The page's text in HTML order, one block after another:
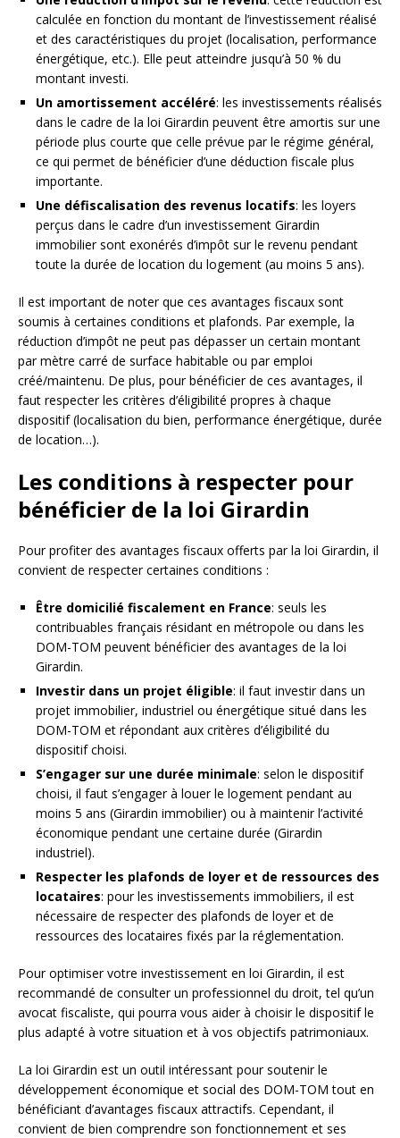
calculée en fonction du montant de l’investissement réalisé
et des caractéristiques du projet (localisation, performance
énergétique, etc.). Elle peut atteindre jusqu’à 50 % du
montant investi.
Un amortissement accéléré: les investissements réalisés
dans le cadre de la loi Girardin peuvent être amortis sur une
période plus courte que celle prévue par le régime général,
ce qui permet de bénéficier d’une déduction fiscale plus
importante.
Une défiscalisation des revenus locatifs: les loyers
perçus dans le cadre d’un investissement Girardin
immobilier sont exonérés d’impôt sur le revenu pendant
toute la durée de location du logement (au moins 5 ans).
Il est important de noter que ces avantages fiscaux sont
soumis à certaines conditions et plafonds. Par exemple, la
réduction d’impôt ne peut pas dépasser un certain montant
par mètre carré de surface habitable ou par emploi
créé/maintenu. De plus, pour bénéficier de ces avantages, il
faut respecter les critères d’éligibilité propres à chaque
dispositif (localisation du bien, performance énergétique, durée
de location…).
Les conditions à respecter pour
bénéficier de la loi Girardin
Pour profiter des avantages fiscaux offerts par la loi Girardin, il
convient de respecter certaines conditions :
Être domicilié fiscalement en France: seuls les
contribuables français résidant en métropole ou dans les
DOM-TOM peuvent bénéficier des avantages de la loi
Girardin.
Investir dans un projet éligible: il faut investir dans un
projet immobilier, industriel ou énergétique situé dans les
DOM-TOM et répondant aux critères d’éligibilité du
dispositif choisi.
S’engager sur une durée minimale: selon le dispositif
choisi, il faut s’engager à louer le logement pendant au
moins 5 ans (Girardin immobilier) ou à maintenir l’activité
économique pendant une certaine durée (Girardin
industriel).
Respecter les plafonds de loyer et de ressources des
locataires: pour les investissements immobiliers, il est
nécessaire de respecter des plafonds de loyer et de
ressources des locataires fixés par la réglementation.
Pour optimiser votre investissement en loi Girardin, il est
recommandé de consulter un professionnel du droit, tel qu’un
avocat fiscaliste, qui pourra vous aider à choisir le dispositif le
plus adapté à votre situation et à vos objectifs patrimoniaux.
La loi Girardin est un outil intéressant pour soutenir le
développement économique et social des DOM-TOM tout en
bénéficiant d’avantages fiscaux attractifs. Cependant, il
convient de bien comprendre son fonctionnement et ses